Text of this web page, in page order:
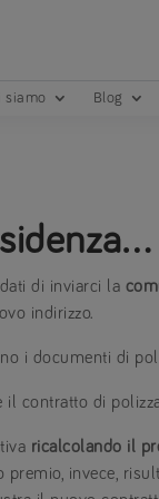
siamo Blog
di inviarci la
indirizzo.
i documenti di
il contratto di
ricalcolando il
invece,